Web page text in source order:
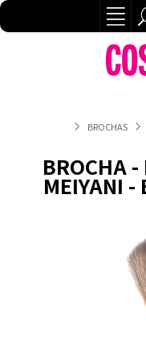
BROCHAS
BROCHA -
MEIYANI -